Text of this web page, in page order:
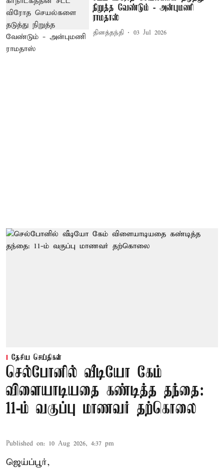
நிறுத்த வேண்டும் - அன்புமணி
ராமதாஸ்
தினத்தந்தி 03 Jul 2026
தேசிய செய்திகள்
செல்போனில் வீடியோ கேம்
விளையாடியதை கண்டித்த தந்தை:
11-ம் வகுப்பு மாணவர் தற்கொலை
Published on: 10 Aug 2026, 4:37 pm
ஜெய்ப்பூர்,